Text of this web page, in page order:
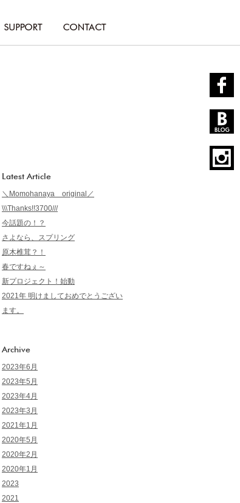
Latest Article
＼Momohanaya original／
\\\Thanks!!3700///
今話題の！？
さよなら、スプリング
原木椎茸？！
春ですねぇ～
新プロジェクト！始動
2021年 明けましておめでとうござい
ます。
Archive
2023年6月
2023年5月
2023年4月
2023年3月
2021年1月
2020年5月
2020年2月
2020年1月
2023
2021